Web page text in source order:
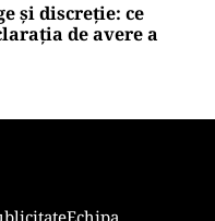
și discreție: ce
de avere a